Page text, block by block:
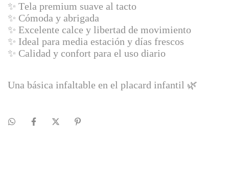
✨ Tela premium suave al tacto
✨ Cómoda y abrigada
✨ Excelente calce y libertad de movimiento
✨ Ideal para media estación y días frescos
✨ Calidad y confort para el uso diario
Una básica infaltable en el placard infantil 🌿